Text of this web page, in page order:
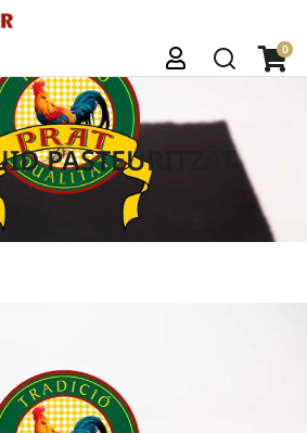
PASTEURITZAT